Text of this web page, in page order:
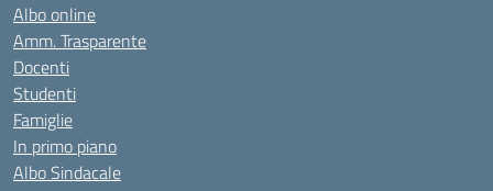
Albo online
Amm. Trasparente
Docenti
Studenti
Famiglie
In primo piano
Albo Sindacale